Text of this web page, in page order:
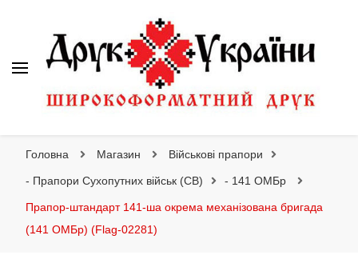
Головна Магазин Військові прапори
- Прапори Сухопутних військ (СВ) - 141 ОМБр
Прапор-штандарт 141-ша окрема механізована бригада
(141 ОМБр) (Flag-02281)